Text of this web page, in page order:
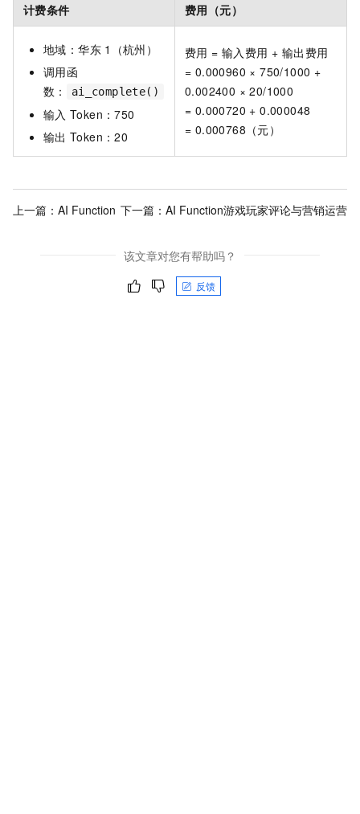
计费条件 费用（元）
地域：华东 1（杭州）
调用函
数：
ai_complete()
输入 Token：750
输出 Token：20
费用 = 输入费用 + 输出费用
= 0.000960 × 750/1000 +
0.002400 × 20/1000
= 0.000720 + 0.000048
= 0.000768（元）
上一篇： AI Function 下一篇： AI Function游戏玩家评论与营销运营
该文章对您有帮助吗？
反馈